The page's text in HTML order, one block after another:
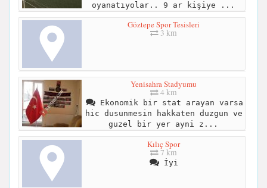
oyanatıyolar.. 9 ar kişiye ...
Göztepe Spor Tesisleri
3 km
Yenisahra Stadyumu
4 km
Ekonomik bir stat arayan varsa
hic dusunmesin hakkaten duzgun ve
guzel bir yer ayni z...
Kılıç Spor
7 km
İyi